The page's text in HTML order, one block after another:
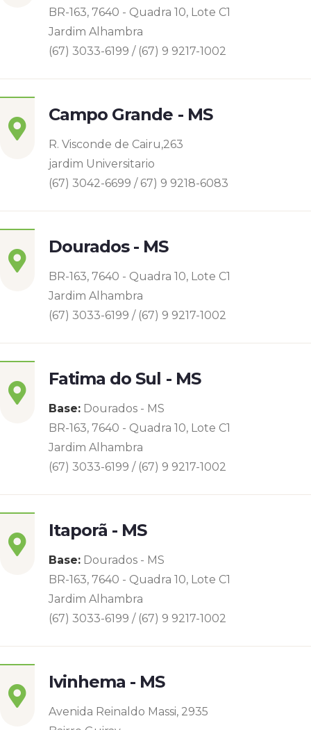
BR-163, 7640 - Quadra 10, Lote C1
Jardim Alhambra
(67) 3033-6199 / (67) 9 9217-1002
Campo Grande - MS
R. Visconde de Cairu,263
jardim Universitario
(67) 3042-6699 / 67) 9 9218-6083
Dourados - MS
BR-163, 7640 - Quadra 10, Lote C1
Jardim Alhambra
(67) 3033-6199 / (67) 9 9217-1002
Fatima do Sul - MS
Base: Dourados - MS
BR-163, 7640 - Quadra 10, Lote C1
Jardim Alhambra
(67) 3033-6199 / (67) 9 9217-1002
Itaporã - MS
Base: Dourados - MS
BR-163, 7640 - Quadra 10, Lote C1
Jardim Alhambra
(67) 3033-6199 / (67) 9 9217-1002
Ivinhema - MS
Avenida Reinaldo Massi, 2935